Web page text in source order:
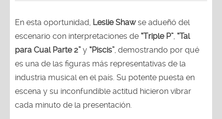
En esta oportunidad, Leslie Shawse adueñó del
escenario con interpretaciones de “Triple P”, “Tal
para Cual Parte 2” y “Piscis”, demostrando por qué
es una de las figuras más representativas de la
industria musical en el país. Su potente puesta en
escena y su inconfundible actitud hicieron vibrar
cada minuto de la presentación.